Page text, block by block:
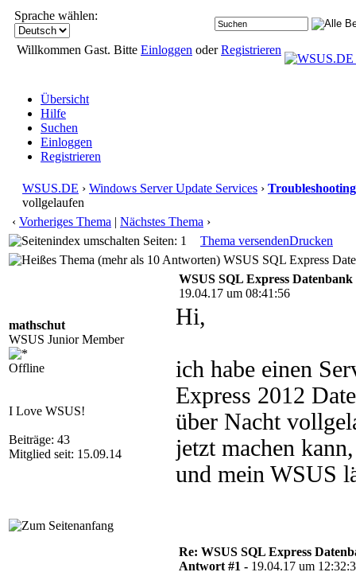
Sprache wählen:
Willkommen Gast. Bitte Einloggen oderRegistrieren
Übersicht
Hilfe
Suchen
Einloggen
Registrieren
WSUS.DE › Windows Server Update Services › Troubleshooting
vollgelaufen
‹ Vorheriges Thema | Nächstes Thema ›
Seiten: 1
Thema versendenDrucken
WSUS SQL Express
mathschut
WSUS Junior Member
Offline
I Love WSUS!
Beiträge: 43
Mitglied seit: 15.09.14
WSUS SQL Express Datenbank
19.04.17 um 08:41:56
Hi,
ich habe einen
Express 2012
über Nacht
jetzt machen
und mein WSUS
Re: WSUS SQL Express
Antwort #1 - 19.04.17 um